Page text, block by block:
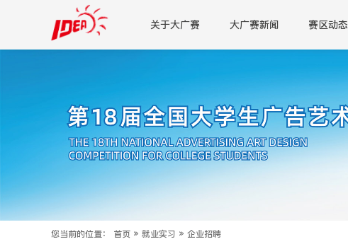
关于大广赛 大广赛新闻 赛区动态
您当前的位置： 首页 » 就业实习 » 企业招聘